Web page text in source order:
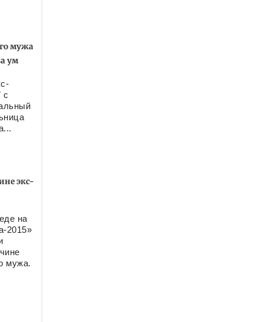
мужа
ум
с
экс-
на
2015»
мужа.